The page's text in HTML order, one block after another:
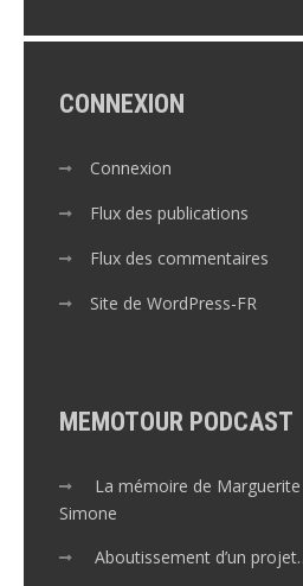
CONNEXION
Connexion
Flux des publications
Flux des commentaires
Site de WordPress-FR
MEMOTOUR PODCAST
La mémoire de
Simone
Aboutissement d’un